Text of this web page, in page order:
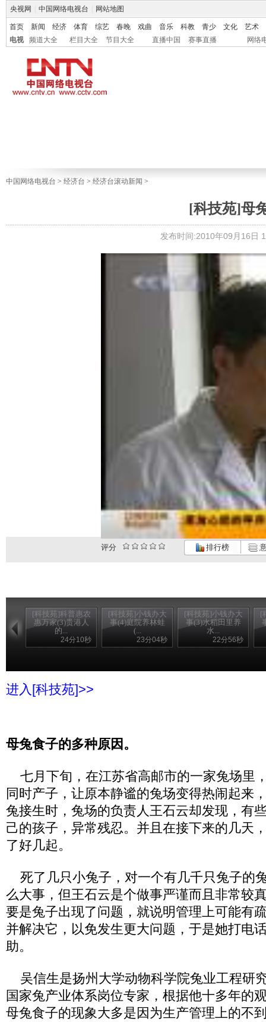
央视网 中国网络电视台 网站地图
首页 新闻 经济 体育 综艺 春晚 戏曲 音乐 科教 青少 文化
艺术
电视
频道大全 栏目大全 节目大全 直播中国 赛事直播 网络
中国网络电视台 > 经济台 > 经济台滚动新闻 >
[科技苑]母
发布时间:2010年09月16日
评分 排行榜
[科技苑]科普惠农
惠万家(3)贵港人
的...
24分10秒
[科技苑]小钱办大
事(4)庭院养林蛙
(...
23分04秒
[科技苑]小钱办大
事(3)水稻田里养
水...
22分56秒
[
进入[科技苑]>>
母兔食子的多种原因。
七月下旬，在江苏省高邮市的一家兔场里
同时产子，让原本静谧的兔场变得热闹起来
兔接生时，兔场的负责人王石云却发现，有
己的孩子，异常残忍。并且在接下来的几天
了好几起。
死了几只小兔子，对一个有几千只兔子的
么大事，但王石云是个做事严谨而且非常较
要是兔子出现了问题，就说明管理上可能有
并解决它，以免发生更大问题，于是她打电
助。
吴信生是扬州大学动物科学院兔业工程研
国家兔产业体系岗位专家，根据他十多年的
母兔食子的现象大多是因为生产管理上的不